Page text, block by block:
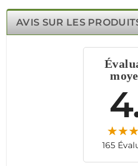
il vous tient informé en
sécurité. Fiable et
AVIS SUR LES
165